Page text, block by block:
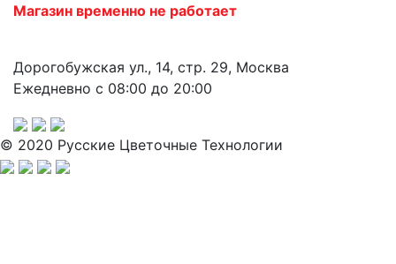
Магазин временно не работает
Дорогобужская ул., 14, стр. 29, Москва
Ежедневно с 08:00 до 20:00
© 2020 Русские Цветочные Технологии